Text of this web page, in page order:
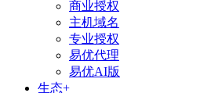
商业授权
主机域名
专业授权
易优代理
易优AI版
生态+